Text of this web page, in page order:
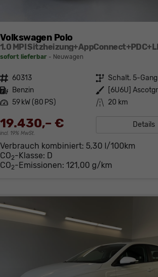
Volkswagen Polo
sofort lieferbar Neuwagen
Fahrzeugnr. 60313 Getriebe Schalt. 5-Gang
Kraftstoff Benzin Außenfarbe
[6U6U]
Leistung 59 kW (80 PS) Kilometerstand 20 km
19.430,– €
incl. 19% MwSt.
Details
Verbrauch kombiniert: 5,30 l/100km
CO2-Klasse: D
CO2-Emissionen: 121,00 g/km